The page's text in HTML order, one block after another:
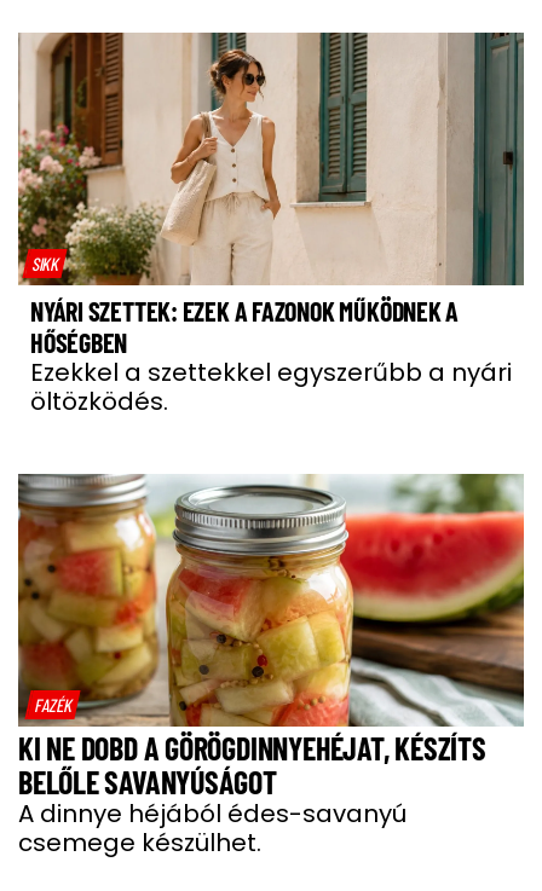
SIKK
NYÁRI SZETTEK: EZEK A FAZONOK MŰKÖDNEK A
HŐSÉGBEN
Ezekkel a szettekkel egyszerűbb a nyári
öltözködés.
FAZÉK
KI NE DOBD A GÖRÖGDINNYEHÉJAT, KÉSZÍTS
BELŐLE SAVANYÚSÁGOT
A dinnye héjából édes-savanyú
csemege készülhet.